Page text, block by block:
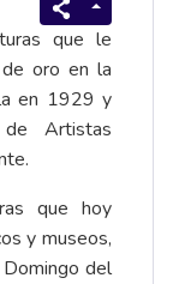
que le
oro en la
en 1929 y
Artistas
que hoy
y museos,
del